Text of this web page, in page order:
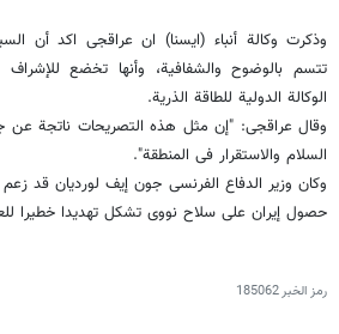
وذکرت وکالة أنباء (ایسنا) ان عراقجی اکد أن
تتسم بالوضوح والشفافیة، وأنها تخضع
الوکالة الدولیة للطاقة الذریة.
وقال عراقجی: "إن مثل هذه التصریحات ناتجة عن
السلام والاستقرار فی المنطقة".
وکان وزیر الدفاع الفرنسی جون إیف لوردیان قد
حصول إیران على سلاح نووی تشکل تهدیدا خطیرا
رمز الخبر185062